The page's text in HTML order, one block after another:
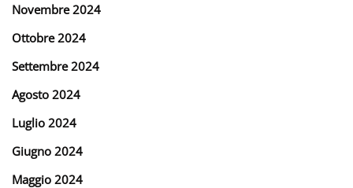
Novembre 2024
Ottobre 2024
Settembre 2024
Agosto 2024
Luglio 2024
Giugno 2024
Maggio 2024